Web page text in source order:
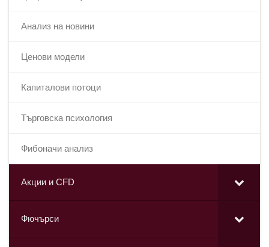
Анализ на новини
Ценови модели
Капиталови потоци
Търговска психология
Фибоначи анализ
Акции и CFD
Фючърси